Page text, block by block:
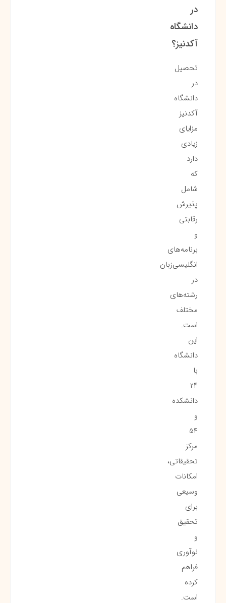
در
دانشگاه
آکدنیز؟
تحصیل
در
دانشگاه
آکدنیز
مزایای
زیادی
دارد
که
شامل
پذیرش
رقابتی
و
برنامه‌های
انگلیسی‌زبان
در
رشته‌های
مختلف
است.
این
دانشگاه
با
۲۴
دانشکده
و
۵۴
مرکز
تحقیقاتی،
امکانات
وسیعی
برای
تحقیق
و
نوآوری
فراهم
کرده
است.